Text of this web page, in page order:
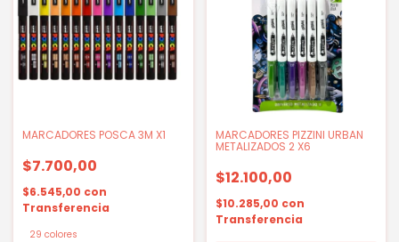
MARCADORES POSCA 3M X1
$7.700,00
$6.545,00 con
Transferencia
29 colores
MARCADORES PIZZINI URBAN
METALIZADOS 2 X6
$12.100,00
$10.285,00 con
Transferencia